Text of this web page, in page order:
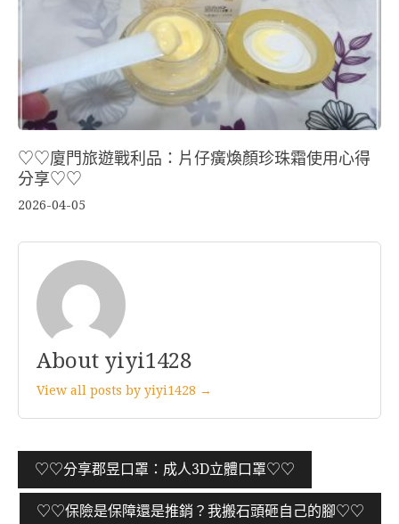
♡♡廈門旅遊戰利品：片仔癀煥顏珍珠霜使用心得
分享♡♡
2026-04-05
About yiyi1428
View all posts by yiyi1428 →
文
章
♡♡分享郡昱口罩：成人3D立體口罩♡♡
♡♡保險是保障還是推銷？我搬石頭砸自己的腳♡♡